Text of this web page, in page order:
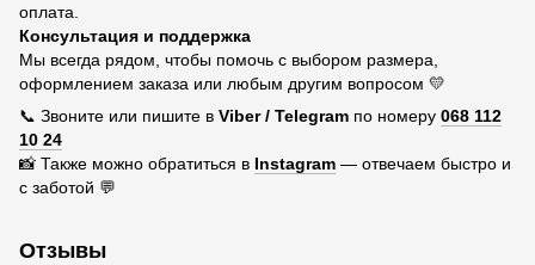
оплата.
Консультация и поддержка
Мы всегда рядом, чтобы помочь с выбором размера,
оформлением заказа или любым другим вопросом 💛
📞 Звоните или пишите в Viber / Telegram по номеру 068 112
10 24
📸 Также можно обратиться в Instagram — отвечаем быстро и
с заботой 💬
Отзывы